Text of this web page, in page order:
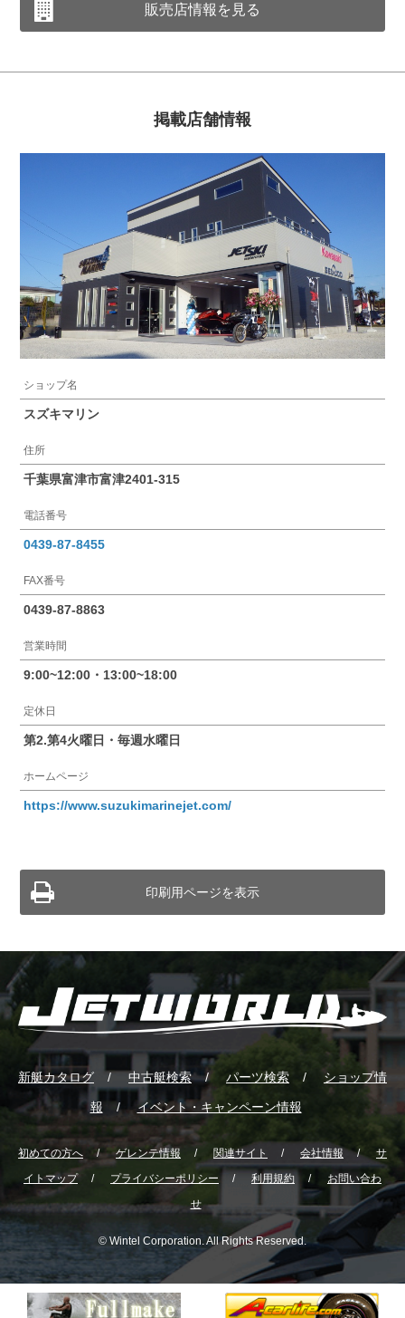
販売店情報を見る
掲載店舗情報
ショップ名
スズキマリン
住所
千葉県富津市富津2401-315
電話番号
0439-87-8455
FAX番号
0439-87-8863
営業時間
9:00~12:00・13:00~18:00
定休日
第2.第4火曜日・毎週水曜日
ホームページ
https://www.suzukimarinejet.com/
印刷用ページを表示
新艇カタログ 中古艇検索 パーツ検索 ショップ情
報 イベント・キャンペーン情報
初めての方へ ゲレンテ情報 関連サイト 会社情報
サ
イトマップ
プライバシーポリシー 利用規約
お問い合わ
せ
© Wintel Corporation. All Rights Reserved.